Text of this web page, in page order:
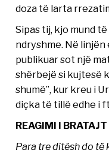
doza të larta
Sipas tij, kjo mund
ndryshme. Në
publikuar sot një
shërbejë si kujtesë
shumë”, kur kreu i
diçka të tillë edhe i
REAGIMI I BRATAJT
Para tre ditësh do të